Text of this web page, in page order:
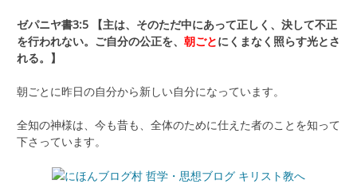
ゼパニヤ書3:5 【主は、そのただ中にあって正しく、決して不正
を行われない。ご自分の公正を、 朝ごとにくまなく照らす光とさ
れる。】
朝ごとに昨日の自分から新しい自分になっています。
全知の神様は、今も昔も、全体のために仕えた者のことを知って
下さっています。